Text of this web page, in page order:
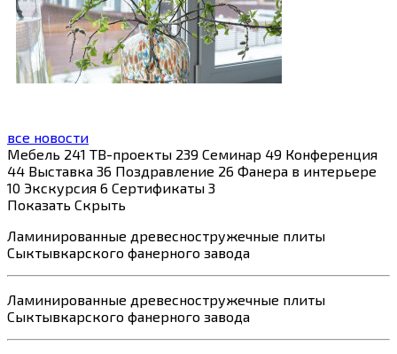
все новости
Мебель 241 ТВ-проекты 239 Семинар 49 Конференция
44 Выставка 36 Поздравление 26 Фанера в интерьере
10 Экскурсия 6 Сертификаты 3
Показать Скрыть
Ламинированные древесностружечные плиты
Сыктывкарского фанерного завода
Ламинированные древесностружечные плиты
Сыктывкарского фанерного завода